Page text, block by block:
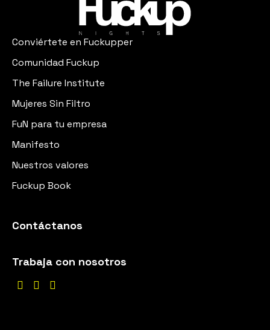
Conviértete en Fuckupper
Comunidad Fuckup
The Failure Institute
Mujeres Sin Filtro
FuN para tu empresa
Manifesto
Nuestros valores
Fuckup Book
Contáctanos
Trabaja con nosotros
  